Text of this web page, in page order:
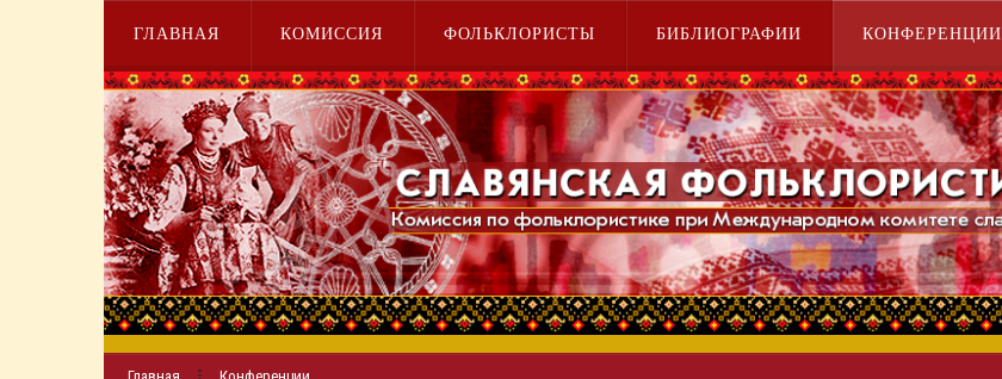
ГЛАВНАЯ КОМИССИЯ ФОЛЬКЛОРИСТЫ БИБЛИОГРАФИИ КОНФЕРЕНЦИИ